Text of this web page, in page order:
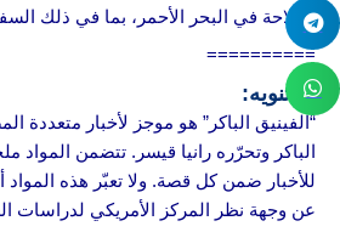
الملاحة في البحر الأحمر، بما في ذلك
==========
★ تنويه:
“الفينيق الباكر” هو موجز لأخبار متعددة
الباكر وتحرّره رانيا قيسر. تتضمن المواد
للأخبار ضمن كل قصة. ولا تعبّر هذه المواد
عن وجهة نظر المركز الأمريكي لدراسات